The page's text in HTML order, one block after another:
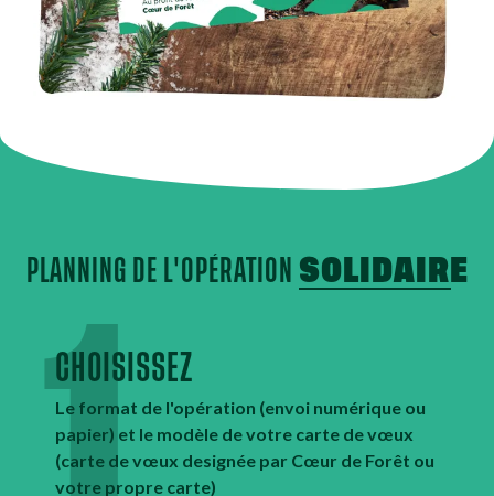
PLANNING DE L'OPÉRATION SOLIDAIRE
CHOISISSEZ
Le format de l'opération (envoi numérique ou
papier) et le modèle de votre carte de vœux
(carte de vœux designée par Cœur de Forêt ou
votre propre carte)